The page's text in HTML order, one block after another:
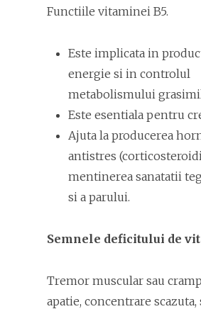
Functiile vitaminei B5.
Este implicata in
energie si in controlul
metabolismului
Este esentiala pentru
Ajuta la producerea
antistres
mentinerea sanatatii
si a parului.
Semnele deficitului de
Tremor muscular sau
apatie, concentrare scazuta,